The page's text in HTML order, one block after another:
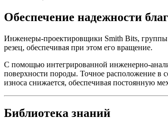
Обеспечение надежности
Инженеры-проектировщики Smith Bits,
резец, обеспечивая при этом его вращение.
С помощью интегрированной инженерно-
поверхности породы. Точное расположение в
износа снижается, обеспечивая постоянную
Библиотека знаний